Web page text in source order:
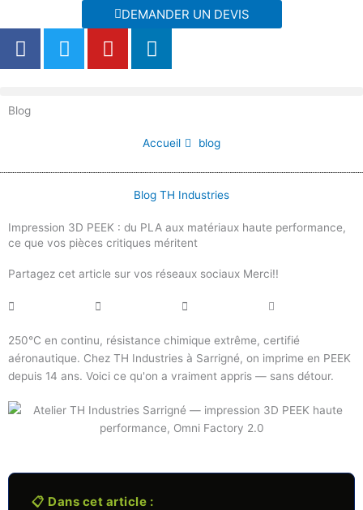
au
contenu
DEMANDER UN DEVIS
F
a
b
k
T
w
Y
o
L
i
d
n
Blog
Accueil blog
Blog TH Industries
Impression 3D PEEK : du PLA aux matériaux haute performance,
ce que vos pièces critiques méritent
Partagez cet article sur vos réseaux sociaux Merci!!
250°C en continu, résistance chimique extrême, certifié
aéronautique. Chez TH Industries à Sarrigné, on imprime en PEEK
depuis 14 ans. Voici ce qu'on a vraiment appris — sans détour.
📋 Dans cet article :